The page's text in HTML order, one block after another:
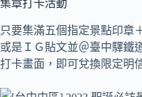
集章打卡活動
只要集滿五個指定景點印章
或是ＩＧ貼文並＠臺中驛鐵
打卡畫面，即可兌換限定明